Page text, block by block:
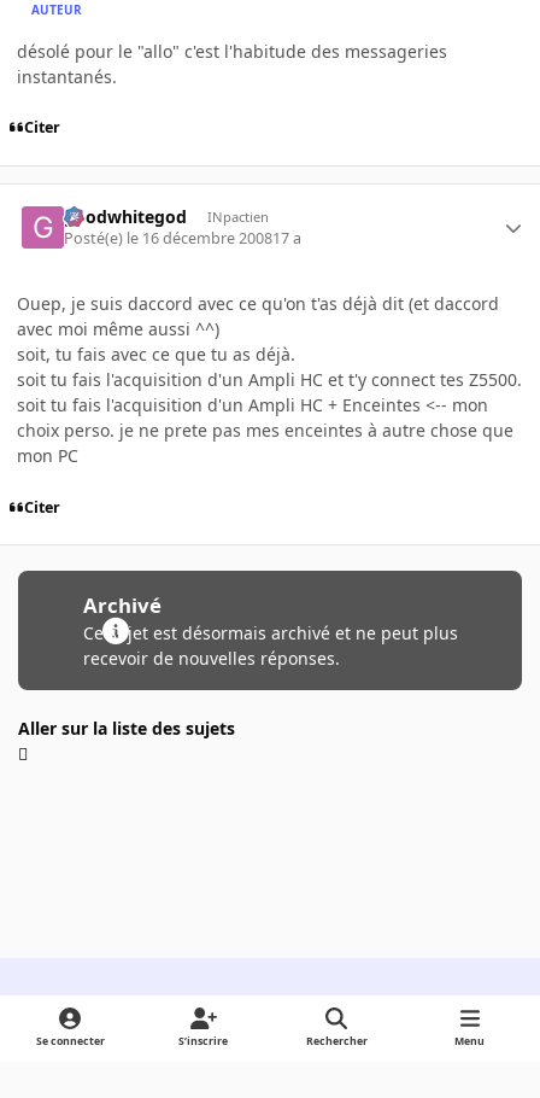
AUTEUR
désolé pour le "allo" c'est l'habitude des messageries
instantanés.
Citer
goodwhitegod INpactien
Posté(e) le 16 décembre 200817 a
Ouep, je suis daccord avec ce qu'on t'as déjà dit (et daccord
avec moi même aussi ^^)
soit, tu fais avec ce que tu as déjà.
soit tu fais l'acquisition d'un Ampli HC et t'y connect tes Z5500.
soit tu fais l'acquisition d'un Ampli HC + Enceintes <-- mon
choix perso. je ne prete pas mes enceintes à autre chose que
mon PC
Citer
Archivé
Ce sujet est désormais archivé et ne peut plus
recevoir de nouvelles réponses.
Aller sur la liste des sujets
Light ModeDark ModeSystem Preference
Se connecter S’inscrire Rechercher Menu